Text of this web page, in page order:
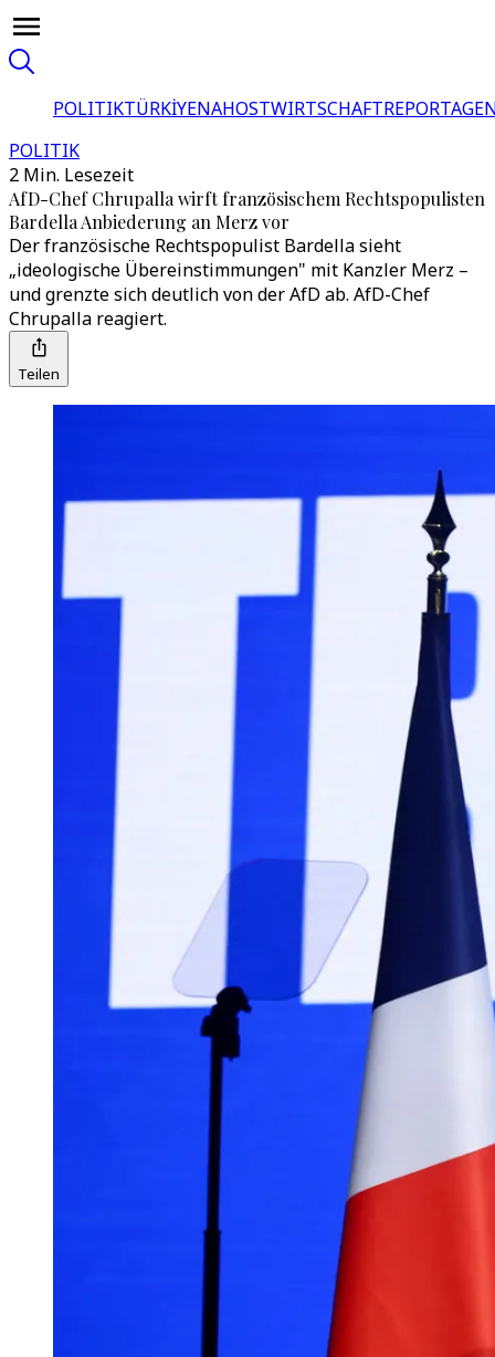
POLITIKTÜRKİYENAHOSTWIRTSCHAFT
POLITIK
2 Min. Lesezeit
AfD-Chef Chrupalla wirft französischem Rechtspopulisten
Bardella Anbiederung an Merz vor
Der französische Rechtspopulist Bardella sieht
„ideologische Übereinstimmungen" mit Kanzler Merz –
und grenzte sich deutlich von der AfD ab. AfD-Chef
Chrupalla reagiert.
Teilen